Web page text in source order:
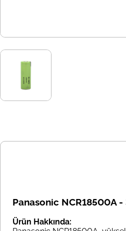
Panasonic NCR18500A
Ürün Hakkında: